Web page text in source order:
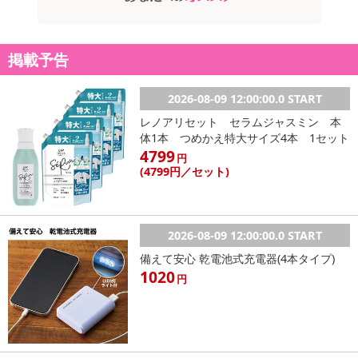
掲載予告
2026-08-09 12:00:00.0 START
レノアリセット セラムジャスミン 本
体1本 つめかえ特大サイズ4本 1セット
4799円
(4799円／セット)
2026-08-09 12:00:00.0 START
備えて安心 乾電池式充電器(4本タイプ)
1020円